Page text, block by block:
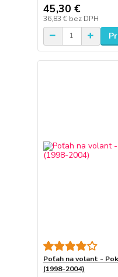
45,30 €
36,83 € bez DPH
Poťah na volant -
(1998-2004)